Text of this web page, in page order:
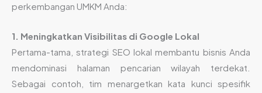
perkembangan UMKM Anda:
1. Meningkatkan Visibilitas di Google Lokal
Pertama-tama, strategi SEO lokal membantu bisnis Anda
mendominasi halaman pencarian wilayah terdekat.
Sebagai contoh, tim menargetkan kata kunci spesifik